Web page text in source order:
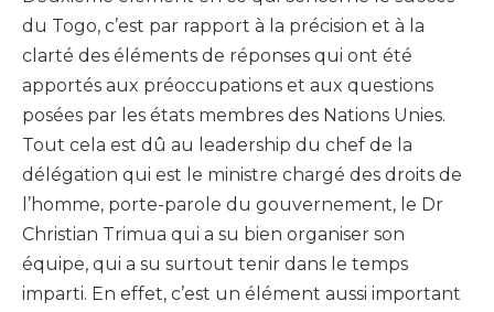
du Togo, c’est par rapport à la précision et à la
clarté des éléments de réponses qui ont été
apportés aux préoccupations et aux questions
posées par les états membres des Nations Unies.
Tout cela est dû au leadership du chef de la
délégation qui est le ministre chargé des droits de
l’homme, porte-parole du gouvernement, le Dr
Christian Trimua qui a su bien organiser son
équipe, qui a su surtout tenir dans le temps
imparti. En effet, c’est un élément aussi important